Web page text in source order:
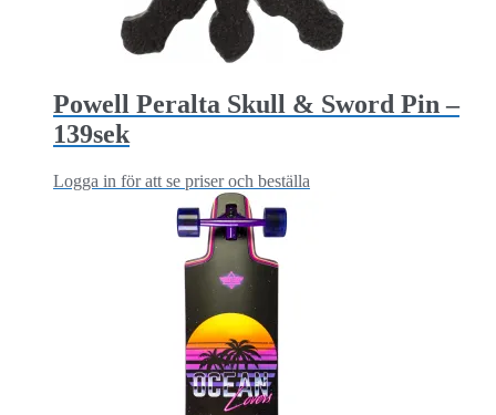
Powell Peralta Skull & Sword Pin –
139sek
Logga in för att se priser och beställa